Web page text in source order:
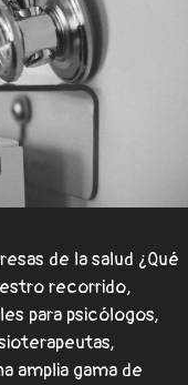
de la salud ¿Qué
recorrido,
para psicólogos,
amplia gama de